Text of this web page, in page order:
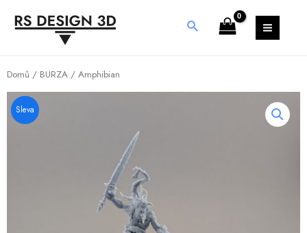
Domů / BURZA / Amphibian
Sleva